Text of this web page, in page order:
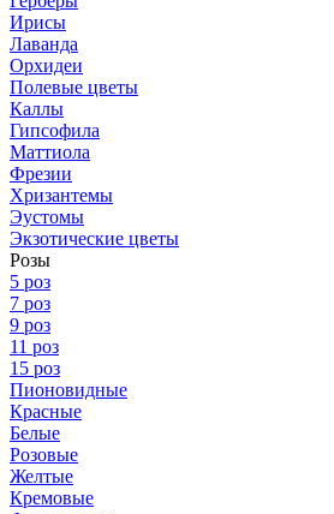
Ирисы
Лаванда
Орхидеи
Полевые цветы
Каллы
Гипсофила
Маттиола
Фрезии
Хризантемы
Эустомы
Экзотические цветы
Розы
5 роз
7 роз
9 роз
11 роз
15 роз
Пионовидные
Красные
Белые
Розовые
Желтые
Кремовые